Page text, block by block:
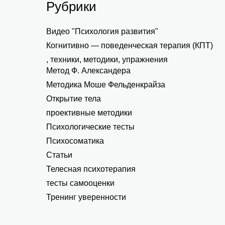
Рубрики
Видео "Психология развития"
Когнитивно — поведенческая терапия (КПТ)
, техники, методики, упражнения
Метод Ф. Александера
Методика Моше Фельденкрайза
Открытие тела
проективные методики
Психологические тесты
Психосоматика
Статьи
Телесная психотерапия
тесты самооценки
Тренинг уверенности